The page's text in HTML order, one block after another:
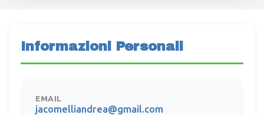
Informazioni Personali
EMAIL
jacomelliandrea@gmail.com